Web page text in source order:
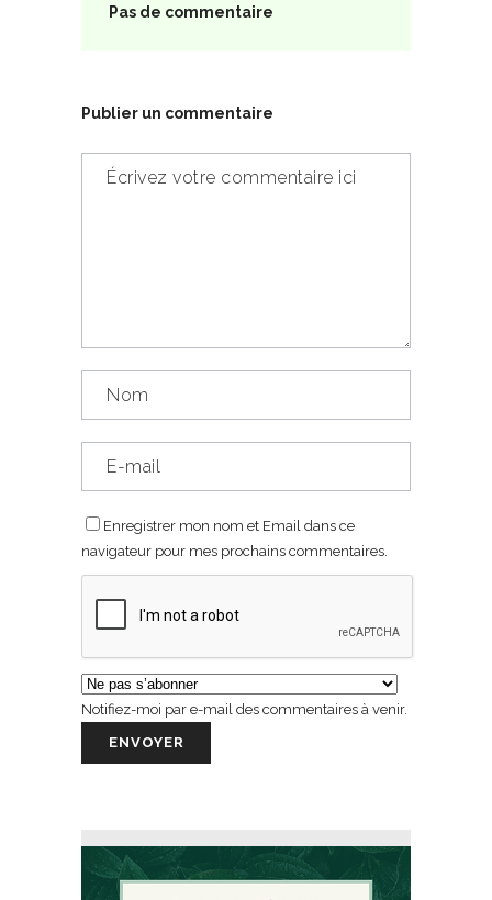
Pas de commentaire
Publier un commentaire
Enregistrer mon nom et Email dans ce
navigateur pour mes prochains commentaires.
Notifiez-moi par e-mail des commentaires à venir.